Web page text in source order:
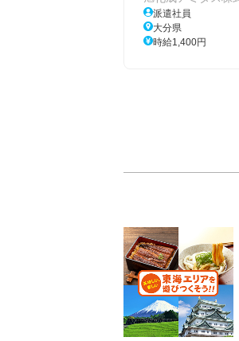
派遣社員
大分県
時給1,400円